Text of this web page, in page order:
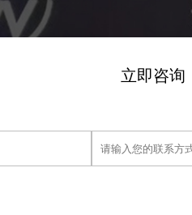
立即咨询